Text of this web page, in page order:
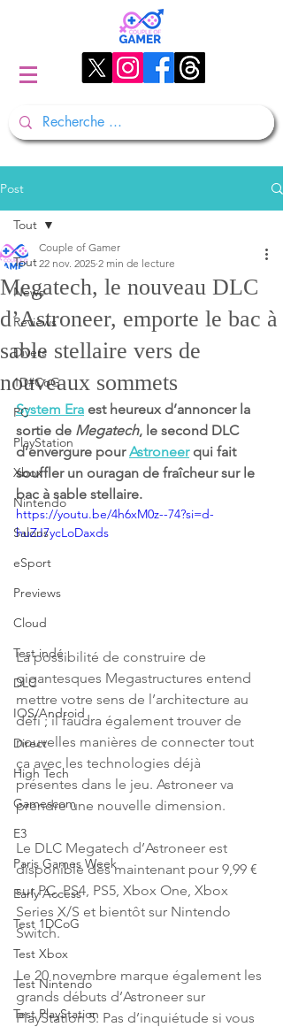
Post
Tout
News
Reviews
Divers
1D#CoG
PC
PlayStation
Xbox
Nintendo
Salons
eSport
Previews
Cloud
Test indé
DLC
IOS/Android
Direct
High Tech
Gamescom
E3
Paris Games Week
Early Access
Test 1DCoG
Test Xbox
Test Nintendo
Test PlayStation
Tout
Megatech, le nouveau DLC
d’Astroneer, emporte le bac à
sable stellaire vers de
nouveaux sommets
Couple of Gamer
22 nov. 2025 2 min de lecture
System Era est heureux d’annoncer la
sortie de Megatech, le second DLC
d’envergure pour Astroneer qui fait
souffler un ouragan de fraîcheur sur le
bac à sable stellaire.
https://youtu.be/4h6xM0z--74?si=d-
huZJ7ycLoDaxds
La possibilité de construire de
gigantesques Megastructures entend
mettre votre sens de l’architecture au
défi ; il faudra également trouver de
nouvelles manières de connecter tout
ça avec les technologies déjà
présentes dans le jeu. Astroneer va
prendre une nouvelle dimension.
Le DLC Megatech d’Astroneer est
disponible dès maintenant pour 9,99 €
sur PC, PS4, PS5, Xbox One, Xbox
Series X/S et bientôt sur Nintendo
Switch.
Le 20 novembre marque également les
grands débuts d’Astroneer sur
PlayStation 5. Pas d’inquiétude si vous